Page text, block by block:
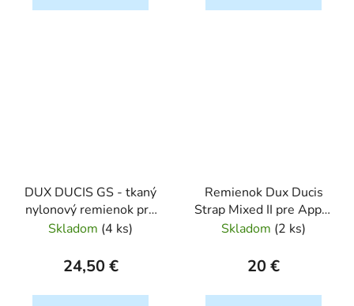
DUX DUCIS GS - tkaný
nylonový remienok pre
Apple Watch 38/40/41
Skladom (4 ks)
24,50 €
Remienok Dux Ducis
Strap Mixed II pre Apple
Watch 38/40/41 mm
Skladom (2 ks)
20 €